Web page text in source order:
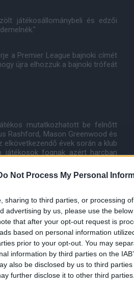
Not Process My Personal
sharing to third parties, or processing
advertising by us, please use the
that after your opt-out request is
based on personal information
prior to your opt-out. You may
information by third parties on the
also be disclosed by us to third
further disclose it to other third parties.
játékosállománybeli és edzői
a Premier League bajnoki címét
újra elhozzuk a bajnoki trófeát
mutatkozhatott be felnőtt
Rashford, Mason Greenwood és
évek során a klub
játékosok fognak azért harcban
fakadó versenyhelyzet nagyon
pedig újabb bizonyítéka
magában, a klub pedig
koronavírus világjárvány során."
az egyik legszilárdabb és
pénzügyi nyomás ellenére."